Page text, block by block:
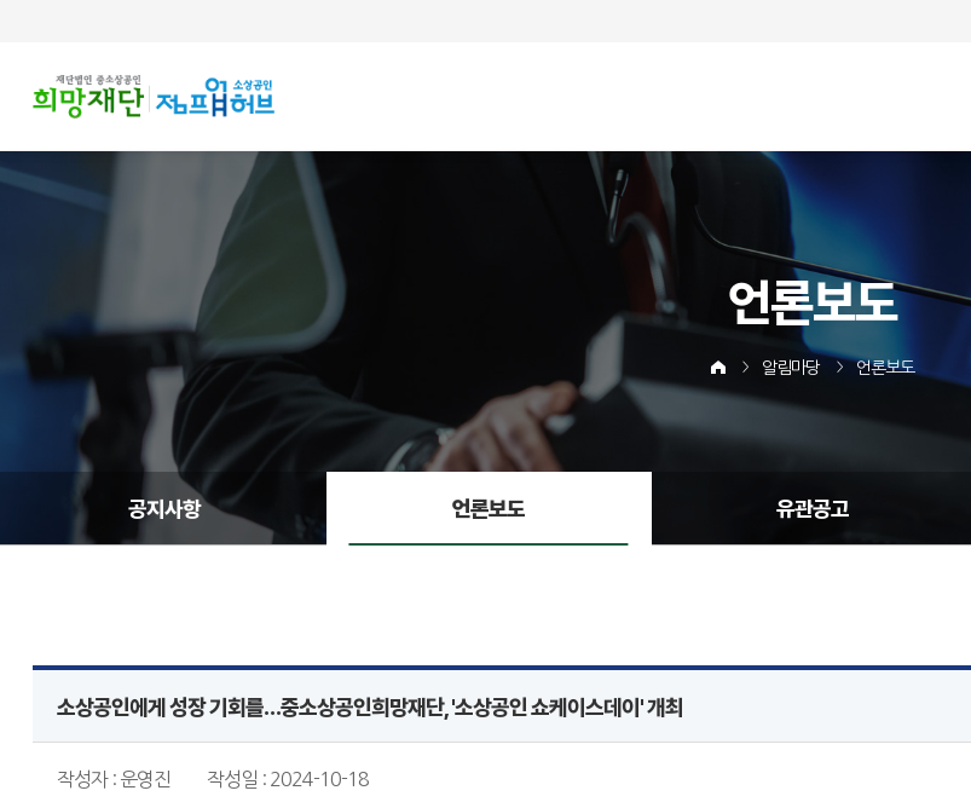
언론보도
알림마당 언론보도
공지사항 언론보도 유관공고
소상공인에게 성장 기회를…중소상공인희망재단, '소상공인 쇼케이스데이' 개최
작성자 : 운영진 작성일 : 2024-10-18